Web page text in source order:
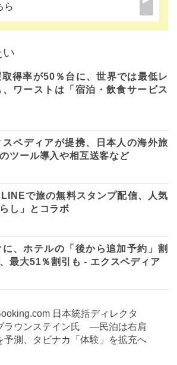
ら
い
得率が50％台に、世界では最低レ
ワーストは「宿泊・飲食サービス
ペディアが提携、日本人の海外旅
ツール導入や相互送客など
で旅の無料スタンプ配信、人気
し」とコラボ
、ホテルの「後から追加予約」割
最大51％割引も - エクスペディア
日本統括ディレクタ
ラウンステイン氏 ―民泊は右肩
予測、タビナカ「体験」を拡充へ